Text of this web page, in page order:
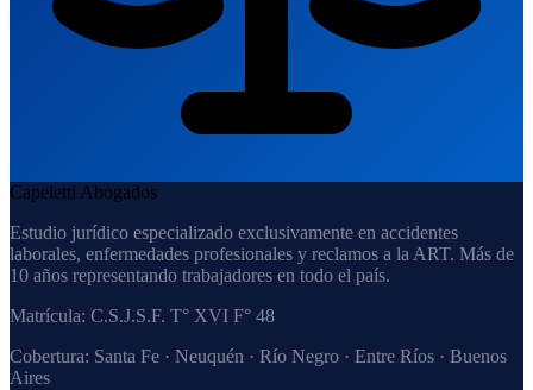
Capeletti Abogados
Estudio jurídico especializado exclusivamente en accidentes
laborales, enfermedades profesionales y reclamos a la ART. Más de
10 años representando trabajadores en todo el país.
Matrícula: C.S.J.S.F. T° XVI F° 48
Cobertura: Santa Fe · Neuquén · Río Negro · Entre Ríos · Buenos
Aires